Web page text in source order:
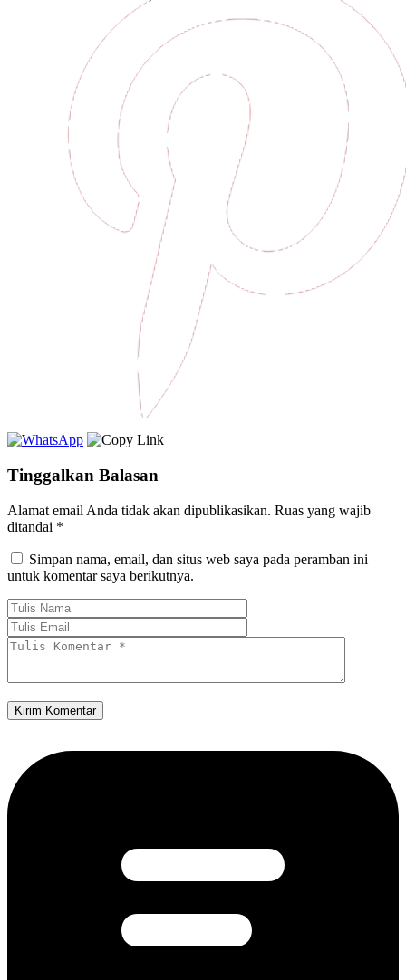
Tinggalkan Balasan
Alamat email Anda tidak akan dipublikasikan. Ruas yang wajib
ditandai *
Simpan nama, email, dan situs web saya pada peramban ini
untuk komentar saya berikutnya.